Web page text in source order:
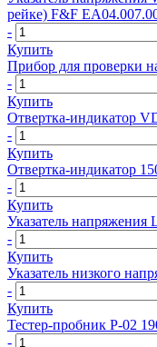
рейке) F&F
-
Купить
Прибор для проверки
-
Купить
Отвертка-индикатор
-
Купить
Отвертка-индикатор
-
Купить
Указатель
-
Купить
Указатель низкого
-
Купить
Тестер-пробник P-02
-